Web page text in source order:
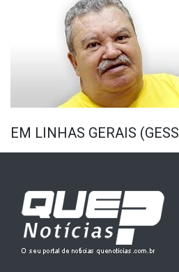
EM LINHAS GERAIS